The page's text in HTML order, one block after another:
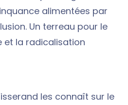
alimentées par
Un terreau pour le
et la radicalisation
les connaît sur le